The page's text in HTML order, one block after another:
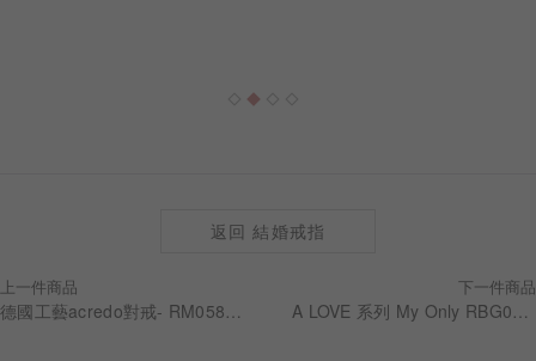
上一件商品 下一件商品
返回 結婚戒指